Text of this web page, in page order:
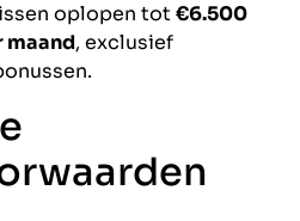
oplopen tot€6.500
maand, exclusief